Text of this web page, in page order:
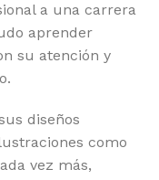
a una carrera
aprender
su atención y
diseños
como
vez más,